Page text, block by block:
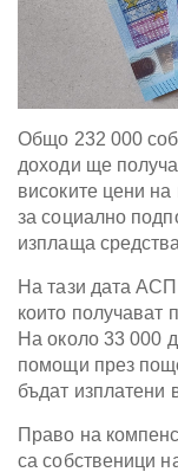
Общо 232 000
доходи ще
високите цени
за социално
изплаща
На тази дата
които получават
На около 33 000
помощи през
бъдат изплатени
Право на
са собственици